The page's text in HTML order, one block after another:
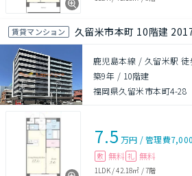
賃貸マンション 久留米市本町 10階建
鹿児島本線 / 久留米駅 徒
築9年 / 10階建
福岡県久留米市本町4-28
7.5 万円 /管理費
敷 無料 礼 無料
1LDK/42.18㎡ /7階